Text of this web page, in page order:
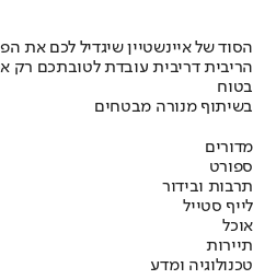
הסוד של איינשטיין שיגדיל לכם את
הריבית דריבית עובדת לטובתכם רק
בטוח
בשיתוף מנורה מבטחים
מדורים
ספורט
תרבות ובידור
לייף סטייל
אוכל
תיירות
טכנולוגיה ומדע